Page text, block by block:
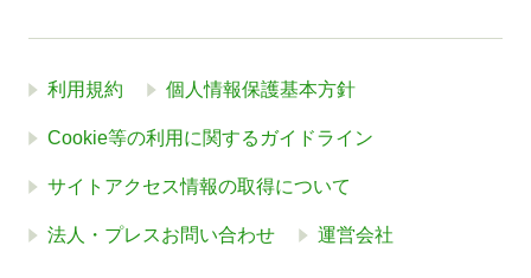
利用規約 個人情報保護基本方針
Cookie等の利用に関するガイドライン
サイトアクセス情報の取得について
法人・プレスお問い合わせ 運営会社